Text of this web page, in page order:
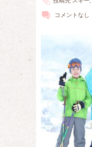
コメントなし